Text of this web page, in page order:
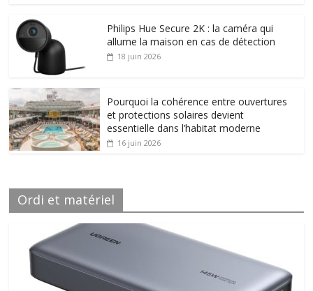
Philips Hue Secure 2K : la caméra qui
allume la maison en cas de détection
18 juin 2026
Pourquoi la cohérence entre ouvertures
et protections solaires devient
essentielle dans l’habitat moderne
16 juin 2026
Ordi et matériel